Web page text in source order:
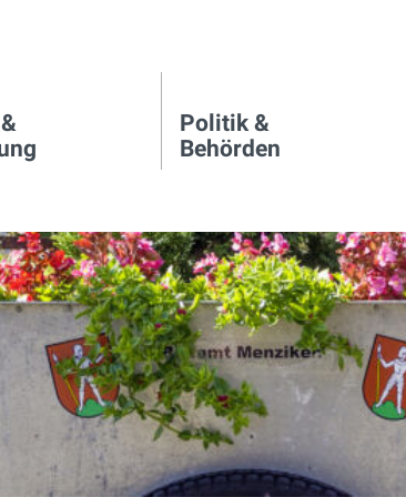
Politik &
Behörden